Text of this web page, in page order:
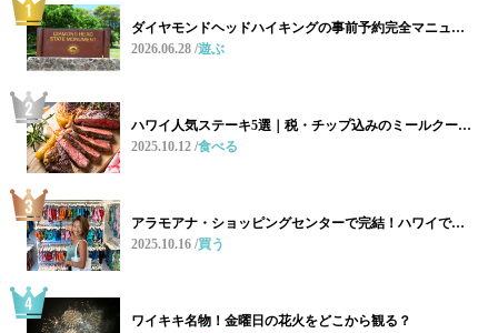
ダイヤモンドヘッドハイキングの事前予約完全マニュ…
2026.06.28 遊ぶ
ハワイ人気ステーキ5選｜税・チップ込みのミールクー…
2025.10.12 食べる
アラモアナ・ショッピングセンターで完結！ハワイで…
2025.10.16 買う
ワイキキ名物！金曜日の花火をどこから観る？